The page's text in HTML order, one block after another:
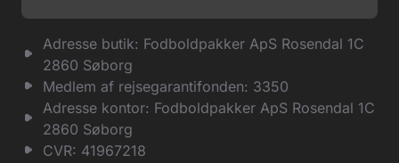
Adresse butik: Fodboldpakker ApS Rosendal 1C
2860 Søborg
Medlem af rejsegarantifonden: 3350
Adresse kontor: Fodboldpakker ApS Rosendal 1C
2860 Søborg
CVR: 41967218